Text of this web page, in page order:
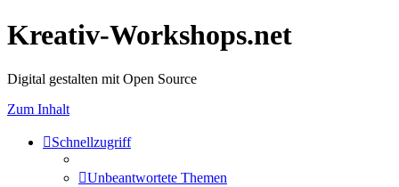
Kreativ-Workshops.net
Digital gestalten mit Open Source
Zum Inhalt
Schnellzugriff
Unbeantwortete Themen